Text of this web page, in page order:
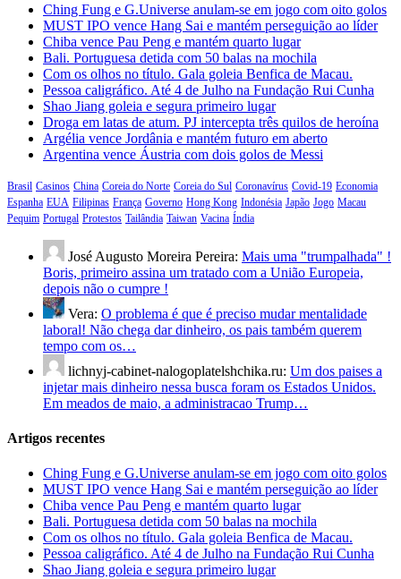
Ching Fung e G.Universe anulam-se em jogo com oito golos
MUST IPO vence Hang Sai e mantém perseguição ao líder
Chiba vence Pau Peng e mantém quarto lugar
Bali. Portuguesa detida com 50 balas na mochila
Com os olhos no título. Gala goleia Benfica de Macau.
Pessoa caligráfico. Até 4 de Julho na Fundação Rui Cunha
Shao Jiang goleia e segura primeiro lugar
Droga em latas de atum. PJ intercepta três quilos de heroína
Argélia vence Jordânia e mantém futuro em aberto
Argentina vence Áustria com dois golos de Messi
Brasil Casinos China Coreia do Norte Coreia do Sul Coronavírus Covid-19 Economia
Espanha EUA Filipinas França Governo Hong Kong Indonésia Japão Jogo Macau
Pequim Portugal Protestos Tailândia Taiwan Vacina Índia
José Augusto Moreira Pereira: Mais uma "trumpalhada" !
Boris, primeiro assina um tratado com a União Europeia,
depois não o cumpre !
Vera: O problema é que é preciso mudar mentalidade
laboral! Não chega dar dinheiro, os pais também querem
tempo com os…
lichnyj-cabinet-nalogoplatelshchika.ru: Um dos paises a
injetar mais dinheiro nessa busca foram os Estados Unidos.
Em meados de maio, a administracao Trump…
Artigos recentes
Ching Fung e G.Universe anulam-se em jogo com oito golos
MUST IPO vence Hang Sai e mantém perseguição ao líder
Chiba vence Pau Peng e mantém quarto lugar
Bali. Portuguesa detida com 50 balas na mochila
Com os olhos no título. Gala goleia Benfica de Macau.
Pessoa caligráfico. Até 4 de Julho na Fundação Rui Cunha
Shao Jiang goleia e segura primeiro lugar